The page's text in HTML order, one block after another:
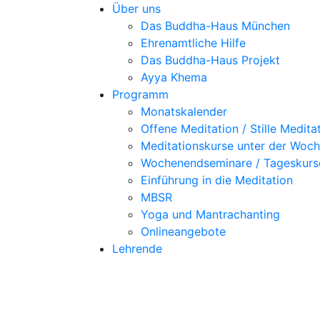
Über uns
Das Buddha-Haus München
Ehrenamtliche Hilfe
Das Buddha-Haus Projekt
Ayya Khema
Programm
Monatskalender
Offene Meditation / Stille
Meditationskurse unter der
Wochenendseminare /
Einführung in die Meditation
MBSR
Yoga und Mantrachanting
Onlineangebote
Lehrende